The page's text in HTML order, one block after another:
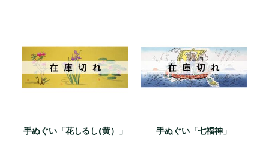
手ぬぐい「花しるし(黄）」 手ぬぐい「七福神」